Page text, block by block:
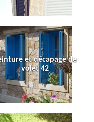
et décapage de
volet 42